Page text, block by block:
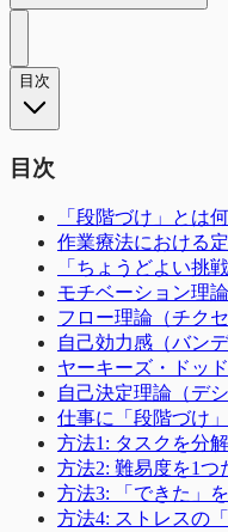
目次
目次
「段階づけ」とは
作業療法における
「ちょうどよい挑
モチベーション理
フロー理論（チク
自己効力感（バンデ
ヤーキーズ・ドッ
自己決定理論（デ
仕事に「段階づけ
方法1: タスクを分
方法2: 難易度を1つ
方法3: 「できた」
方法4: ストレスの